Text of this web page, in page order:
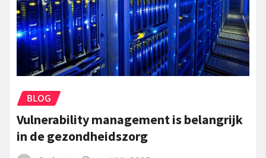
BLOG
Vulnerability management is belangrijk
in de gezondheidszorg